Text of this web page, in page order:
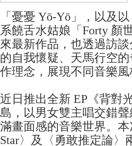
「憂憂 Yō-Yō」，以及
系饒舌水姑娘「Forty 顏
來最新作品，也透過訪
的自我懷疑、天馬行空
作理念，展現不同音樂
近日推出全新 EP《背對
島，以男女雙主唱交錯
滿畫面感的音樂世界。
Star〉及〈勇敢推定論〉